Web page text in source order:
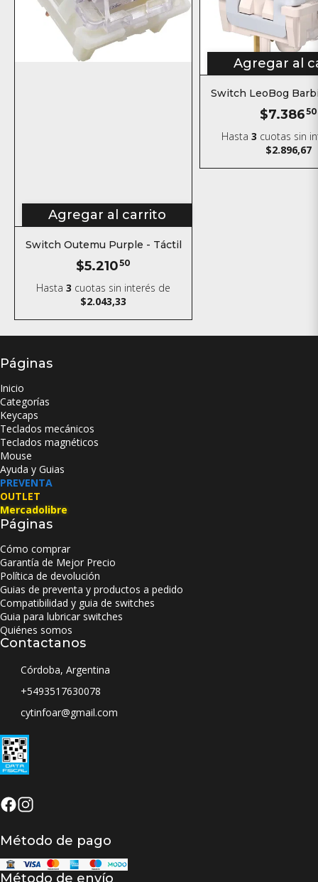
Agregar al carrito
Switch Outemu Purple - Táctil
$5.21050
Hasta3 cuotas sin interés de
$2.043,33
Agregar al
Switch LeoBog
$7.38650
Hasta3 cuotas sin
$2.896,67
Páginas
Inicio
Categorías
Keycaps
Teclados mecánicos
Teclados magnéticos
Mouse
Ayuda y Guias
PREVENTA
OUTLET
Mercadolibre
Páginas
Cómo comprar
Garantía de Mejor Precio
Política de devolución
Guias de preventa y productos a pedido
Compatibilidad y guia de switches
Guia para lubricar switches
Quiénes somos
Contactanos
Córdoba, Argentina
+5493517630078
cytinfoar@gmail.com
Método de pago
Método de envío